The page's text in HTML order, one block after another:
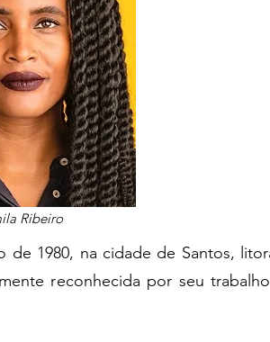
Ribeiro
de 1980, na cidade de Santos,
reconhecida por seu